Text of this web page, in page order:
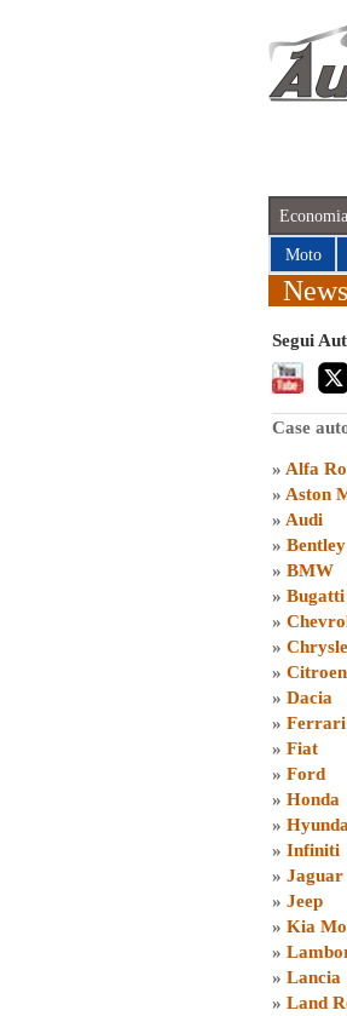
Economia
Moto
Segui
Case
» Alfa
» Aston
» Audi
» Bentley
» BMW
» Bugatti
»
»
» Citroen
» Dacia
» Ferrari
» Fiat
» Ford
» Honda
»
» Infiniti
» Jaguar
» Jeep
» Kia
»
» Lancia
» Land